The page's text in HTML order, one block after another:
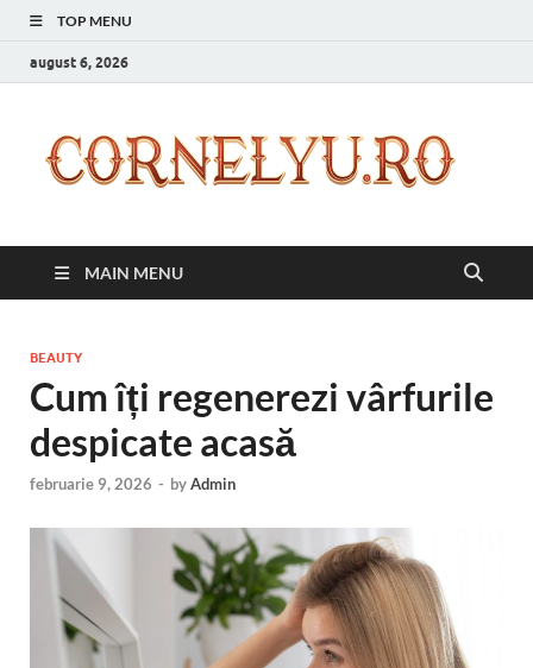
TOP MENU
august 6, 2026
ta mai
MAIN MENU
BEAUTY
Cum îți regenerezi vârfurile
despicate acasă
februarie 9, 2026 - byAdmin